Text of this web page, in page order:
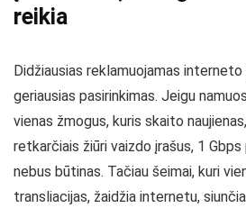
reikia
Didžiausias reklamuojamas
geriausias pasirinkimas. Jeigu
vienas žmogus, kuris skaito
retkarčiais žiūri vaizdo įrašus, 1 Gbps
nebus būtinas. Tačiau šeimai, kuri
transliacijas, žaidžia internetu,